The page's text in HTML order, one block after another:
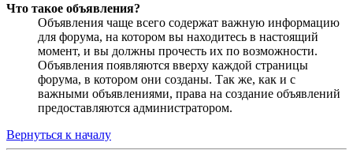
Что такое объявления?
Объявления чаще всего содержат важную информацию
для форума, на котором вы находитесь в настоящий
момент, и вы должны прочесть их по возможности.
Объявления появляются вверху каждой страницы
форума, в котором они созданы. Так же, как и с
важными объявлениями, права на создание объявлений
предоставляются администратором.
Вернуться к началу